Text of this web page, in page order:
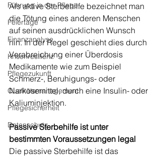
Führung in der Pflege
Feiertage
Finanzanalyse
Krisenresilienz
Pflegezukunft
Qualitätsmanagement
Pflegesicherheit
Datenschutz
Als aktive Sterbehilfe bezeichnet man
die Tötung eines anderen Menschen
auf seinen ausdrücklichen Wunsch
hin. In der Regel geschieht dies durch
Verabreichung einer Überdosis
Medikamente wie zum Beispiel
Schmerz-, Beruhigungs- oder
Narkosemittel, durch eine Insulin- oder
Kaliuminjektion.
Passive Sterbehilfe ist unter
bestimmten Voraussetzungen legal
Die passive Sterbehilfe ist das